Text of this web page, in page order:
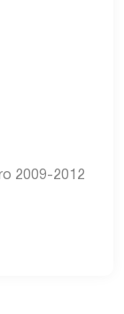
2009-2012